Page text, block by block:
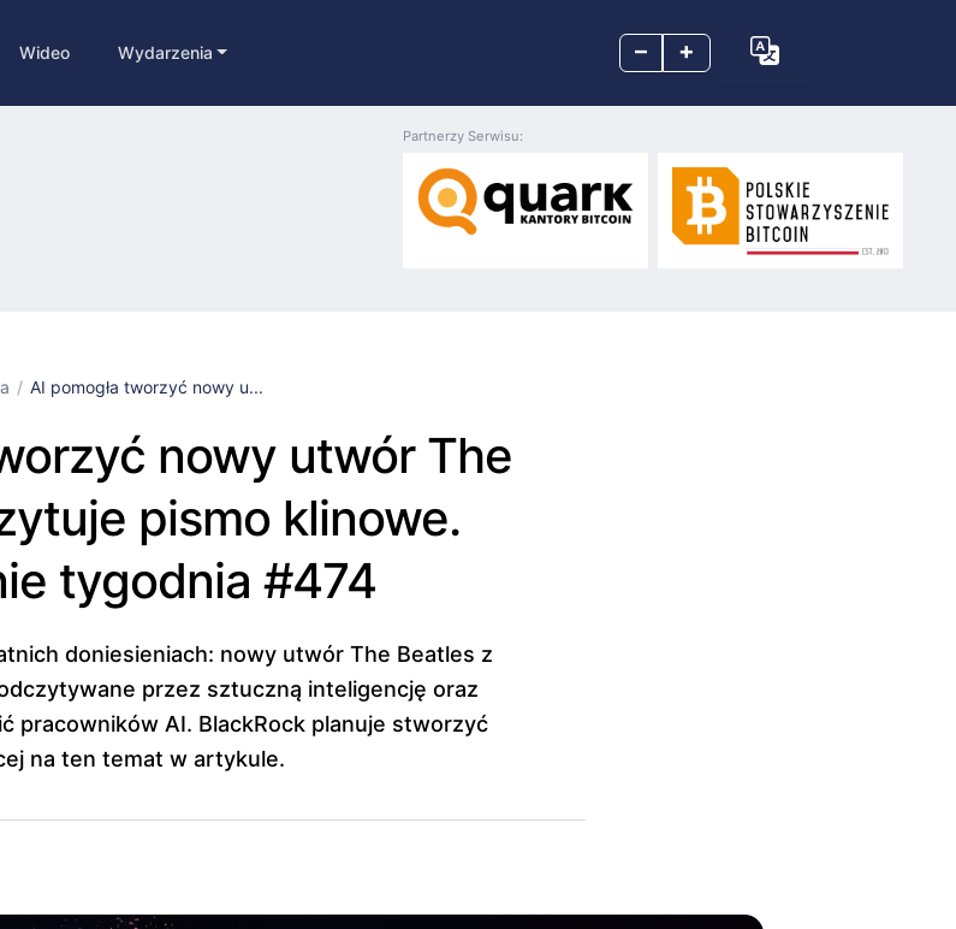
– +
Wideo Wydarzenia
Partnerzy Serwisu:
AI pomogła tworzyć nowy u...
nowy utwór The
pismo klinowe.
tygodnia #474
doniesieniach: nowy utwór The Beatles z
przez sztuczną inteligencję oraz
pracowników AI. BlackRock planuje stworzyć
na ten temat w artykule.